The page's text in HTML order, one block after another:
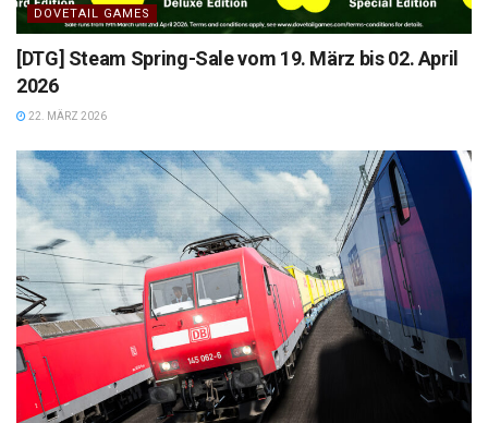
DOVETAIL GAMES
[DTG] Steam Spring-Sale vom 19. März bis 02. April
2026
22. MÄRZ 2026